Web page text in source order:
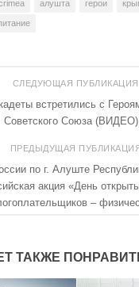
алушта герои
СЛЕДУЮЩАЯ ПУБЛИКАЦИЯ
встретились с
Советского Союза (ВИДЕО)
ПРЕДЫДУЩАЯ ПУБЛИКАЦИЯ
по г. Алуште
акция «День
–
ТАКЖЕ